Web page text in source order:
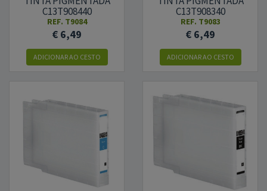
C13T908440
REF. T9084
€ 6,49
ADICIONARAO CESTO
C13T908340
REF. T9083
€ 6,49
ADICIONARAO CESTO